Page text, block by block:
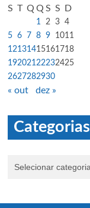
S T Q Q S S D
1 2 3 4
5 6 7 8 9 1011
12131415161718
19202122232425
2627282930
« out dez »
Categorias